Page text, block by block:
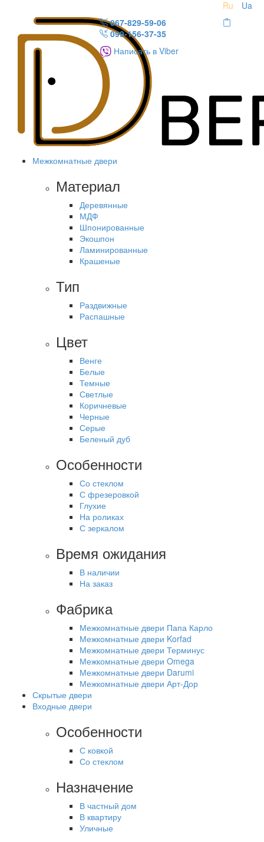
Ru
Ua
067-829-59-06
099-156-37-35
Написать в Viber
Межкомнатные двери
Материал
Деревянные
МДФ
Шпонированные
Экошпон
Ламинированные
Крашеные
Тип
Раздвижные
Распашные
Цвет
Венге
Белые
Темные
Светлые
Коричневые
Черные
Серые
Беленый дуб
Особенности
Со стеклом
С фрезеровкой
Глухие
На роликах
С зеркалом
Время ожидания
В наличии
На заказ
Фабрика
Межкомнатные двери Папа Карло
Межкомнатные двери Korfad
Межкомнатные двери Терминус
Межкомнатные двери Omega
Межкомнатные двери Darumi
Межкомнатные двери Арт-Дор
Скрытые двери
Входные двери
Особенности
С ковкой
Со стеклом
Назначение
В частный дом
В квартиру
Уличные